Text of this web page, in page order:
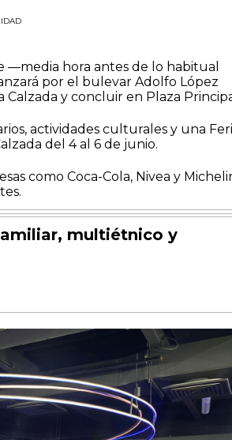
—media hora antes de lo habitual
por el bulevar Adolfo López
Calzada y concluir en Plaza
actividades culturales y una
del 4 al 6 de junio.
como Coca-Cola, Nivea y
multiétnico y